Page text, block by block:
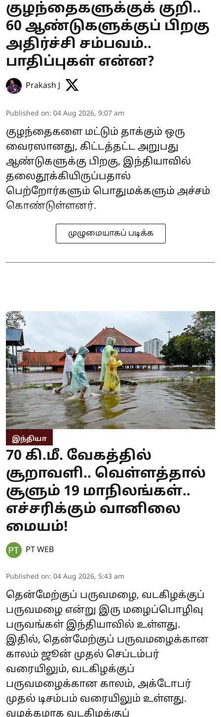
குழந்தைகளுக்குக் குறி..
60 ஆண்டுகளுக்குப் பிறகு
அதிர்ச்சி சம்பவம்..
பாதிப்புகள் என்ன?
Prakash J
Published on: 04 Aug 2026, 9:07 am
குழந்தைகளை மட்டும் தாக்கும் ஒரு
வைரஸானது, கிட்டத்தட்ட அறுபது
ஆண்டுகளுக்கு பிறகு, இந்தியாவில்
தலைதூக்கியிருப்பதால்
பெற்றோர்களும் பொதுமக்களும் அச்சம்
கொண்டுள்ளனர்.
முழுமையாகப் படிக்க
இந்தியா
70 கி.மீ. வேகத்தில்
சூறாவளி.. வெள்ளத்தால்
சூளும் 19 மாநிலங்கள்..
எச்சரிக்கும் வானிலை
மையம்!
PT WEB
Published on: 04 Aug 2026, 5:43 am
தென்மேற்குப் பருவமழை, வடகிழக்குப்
பருவமழை என்று இரு மழைப்பொழிவு
பருவங்கள் இந்தியாவில் உள்ளது.
இதில், தென்மேற்குப் பருவமழைக்கான
காலம் ஜூன் முதல் செப்டம்பர்
வரையிலும், வடகிழக்குப்
பருவமழைக்கான காலம், அக்டோபர்
முதல் டிசம்பம் வரையிலும் உள்ளது.
வழக்கமாக வடகிழக்குப்